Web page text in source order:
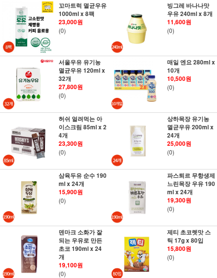
꼬마트럭 멸균우유
1000ml x 8팩
23,000원
(0)
빙그레 바나나맛
우유 240ml x 8개
11,600원
(0)
서울우유 유기농
멸균우유 120ml x
32개
27,800원
(0)
매일 엔요 280ml x
10개
10,500원
(0)
허쉬 얼려먹는 아
이스크림 85ml x 2
4개
23,300원
(0)
상하목장 유기농
멸균우유 200ml x
24개
25,000원
(0)
삼육두유 순수 190
ml x 24개
15,900원
(0)
파스퇴르 무항생제
느린목장 우유 190
ml x 24개
19,300원
(0)
덴마크 소화가 잘
되는 우유로 만든
초코 190ml x 24
개
19,100원
(0)
제티 초코렛맛 스
틱 17g x 80입
15,800원
(0)